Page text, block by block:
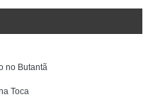
no Butantã
Toca